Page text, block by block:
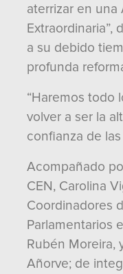
aterrizar en una
Extraordinaria”,
a su debido
profunda
“Haremos todo
volver a ser la
confianza de
Acompañado
CEN, Carolina
Coordinadores
Parlamentarios
Rubén Moreira,
Añorve; de